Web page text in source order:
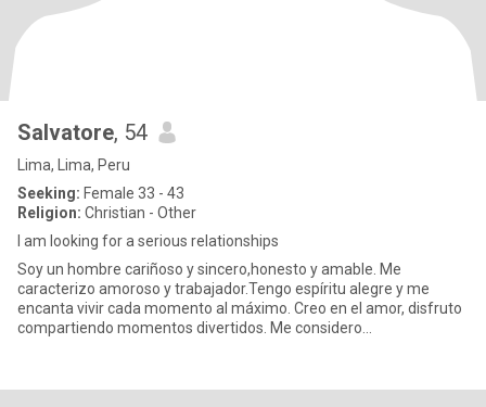
Salvatore, 54
Lima, Lima, Peru
Seeking: Female 33 - 43
Religion: Christian - Other
I am looking for a serious relationships
Soy un hombre cariñoso y sincero,honesto y amable. Me
caracterizo amoroso y trabajador.Tengo espíritu alegre y me
encanta vivir cada momento al máximo. Creo en el amor, disfruto
compartiendo momentos divertidos. Me considero